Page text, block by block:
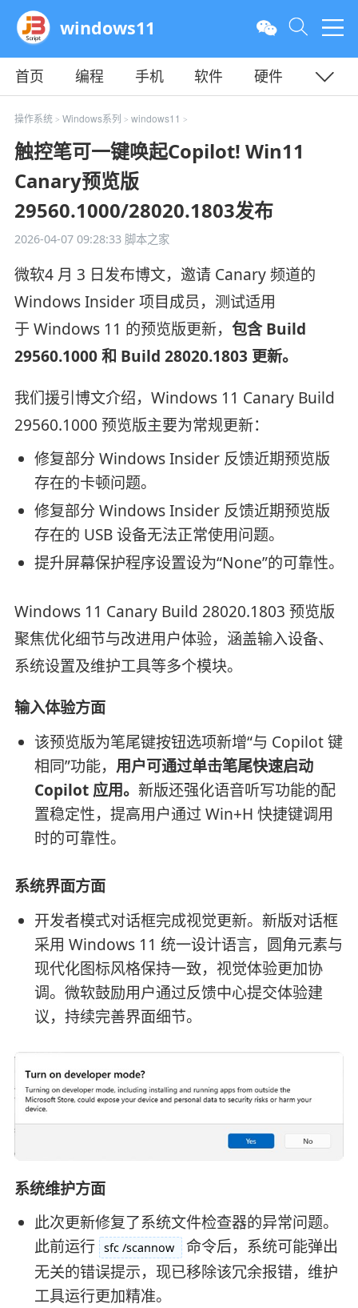
windows11
首页 编程 手机 软件
硬件
教程
平面 服务器
操作系统> Windows系列 > windows11 >
触控笔可一键唤起Copilot! Win11
Canary预览版
29560.1000/28020.1803发布
2026-04-07 09:28:33脚本之家
微软4 月 3 日发布博文，邀请 Canary 频道的
Windows Insider 项目成员，测试适用
于 Windows 11 的预览版更新， 包含 Build
29560.1000 和 Build 28020.1803 更新。
我们援引博文介绍，Windows 11 Canary Build
29560.1000 预览版主要为常规更新：
修复部分 Windows Insider 反馈近期预览版
存在的卡顿问题。
修复部分 Windows Insider 反馈近期预览版
存在的 USB 设备无法正常使用问题。
提升屏幕保护程序设置设为“None”的可靠性。
Windows 11 Canary Build 28020.1803 预览版
聚焦优化细节与改进用户体验，涵盖输入设备、
系统设置及维护工具等多个模块。
输入体验方面
该预览版为笔尾键按钮选项新增“与 Copilot 键
相同”功能， 用户可通过单击笔尾快速启动
Copilot 应用。 新版还强化语音听写功能的配
置稳定性，提高用户通过 Win+H 快捷键调用
时的可靠性。
系统界面方面
开发者模式对话框完成视觉更新。新版对话框
采用 Windows 11 统一设计语言，圆角元素与
现代化图标风格保持一致，视觉体验更加协
调。微软鼓励用户通过反馈中心提交体验建
议，持续完善界面细节。
系统维护方面
此次更新修复了系统文件检查器的异常问题。
此前运行 sfc /scannow
命令后，系统可能弹出
无关的错误提示，现已移除该冗余报错，维护
工具运行更加精准。